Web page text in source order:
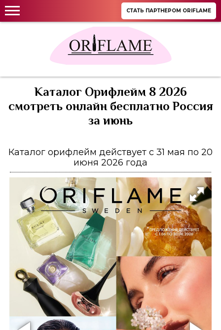
СТАТЬ ПАРТНЕРОМ ORIFLAME
Каталог Орифлейм 8 2026
смотреть онлайн бесплатно Россия
за июнь
Каталог орифлейм действует с 31 мая по 20
июня 2026 года